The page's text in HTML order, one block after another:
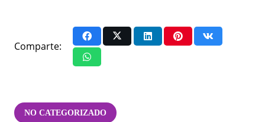
Comparte:
NO CATEGORIZADO